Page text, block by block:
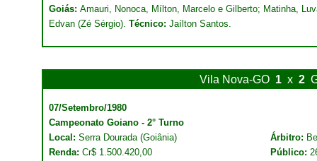
Goiás: Amauri, Nonoca, Mílton, Marcelo e Gilberto; Matinha,
Edvan (Zé Sérgio). Técnico: Jaílton Santos.
Vila Nova-GO 1 x 2
07/Setembro/1980
Campeonato Goiano - 2° Turno
Local: Serra Dourada (Goiânia) Árbitro:
Renda: Cr$ 1.500.420,00 Público: